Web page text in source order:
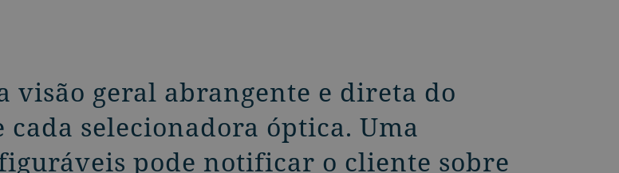
visão geral abrangente e direta do
cada selecionadora óptica. Uma
pode notificar o cliente sobre